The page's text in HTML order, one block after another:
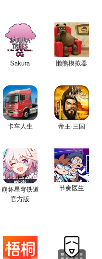
Sakura 懒熊模拟器
卡车人生 帝王·三国
崩坏星穹铁道
官方版
节奏医生